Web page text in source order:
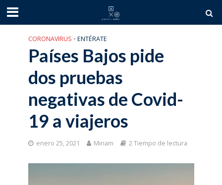
CORONAVIRUS • ENTÉRATE
Países Bajos pide
dos pruebas
negativas de Covid-
19 a viajeros
enero 25, 2021 Miriam 2 Tiempo de lectura